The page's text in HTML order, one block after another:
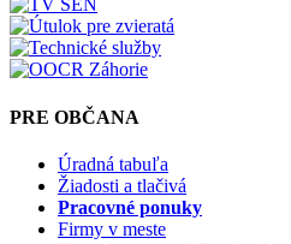
PRE OBČANA
Úradná tabuľa
Žiadosti a tlačivá
Pracovné ponuky
Firmy v meste